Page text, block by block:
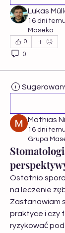
Lukas
16 dni temu
Maseko
0
0
Mathias
16 dni temu
Grupa
Ostatnio
na leczenie
Zastanawiam
praktyce i czy
ryzykować